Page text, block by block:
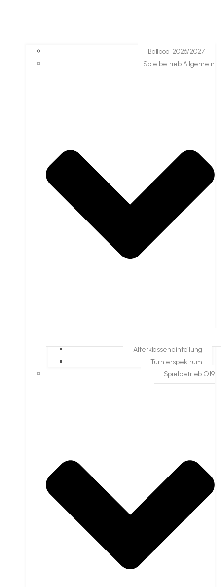
Ballpool 2026/2027
Spielbetrieb Allgemein
Alterklasseneinteilung
Turnierspektrum
Spielbetrieb O19